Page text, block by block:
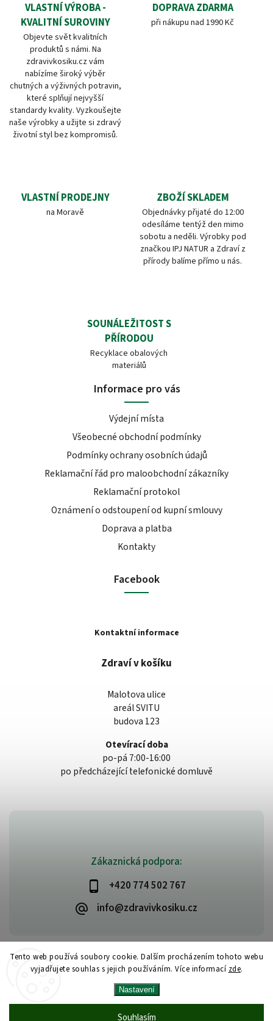
Tento web používá soubory cookie. Dalším procházením tohoto webu
vyjadřujete souhlas s jejich používáním. Více informací zde.
Nastavení
Souhlasím
VLASTNÍ VÝROBA -
KVALITNÍ SUROVINY
Objevte svět kvalitních
produktů s námi. Na
zdravivkosiku.cz vám
nabízíme široký výběr
chutných a výživných potravin,
které splňují nejvyšší
standardy kvality. Vyzkoušejte
naše výrobky a užijte si zdravý
životní styl bez kompromisů.
DOPRAVA ZDARMA
při nákupu nad 1990 Kč
VLASTNÍ PRODEJNY
na Moravě
ZBOŽÍ SKLADEM
Objednávky přijaté do 12:00
odesíláme tentýž den mimo
sobotu a neděli. Výrobky pod
značkou IPJ NATUR a Zdraví z
přírody balíme přímo u nás.
SOUNÁLEŽITOST S
PŘÍRODOU
Recyklace obalových
materiálů
Zákaznická podpora:
+420 774 502 767
info@zdravivkosiku.cz
Informace pro vás
Výdejní místa
Všeobecné obchodní podmínky
Podmínky ochrany osobních údajů
Reklamační řád pro maloobchodní zákazníky
Reklamační protokol
Oznámení o odstoupení od kupní smlouvy
Doprava a platba
Kontakty
Facebook
Kontaktní informace
Zdraví v košíku
Malotova ulice
areál SVITU
budova 123
Otevírací doba
po-pá 7:00-16:00
po předcházející telefonické domluvě
www.zdravivkosiku.cz
Upravit nastavení cookies
VytvořilShoptet | Design